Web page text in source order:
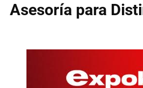
Asesoría para